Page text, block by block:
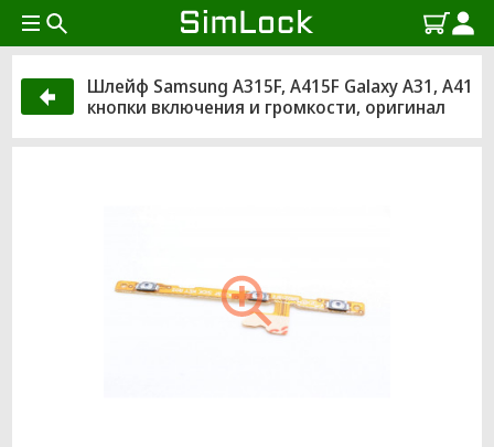
Шлейф Samsung A315F, A415F Galaxy A31, A41
кнопки включения и громкости, оригинал